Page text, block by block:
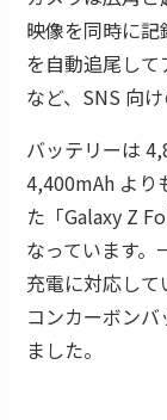
映像を同時に
を自動追尾して
など、SNS 向
バッテリーは
4,400mAh より
た「Galaxy Z
なっています。
充電に対応して
コンカーボン
ました。